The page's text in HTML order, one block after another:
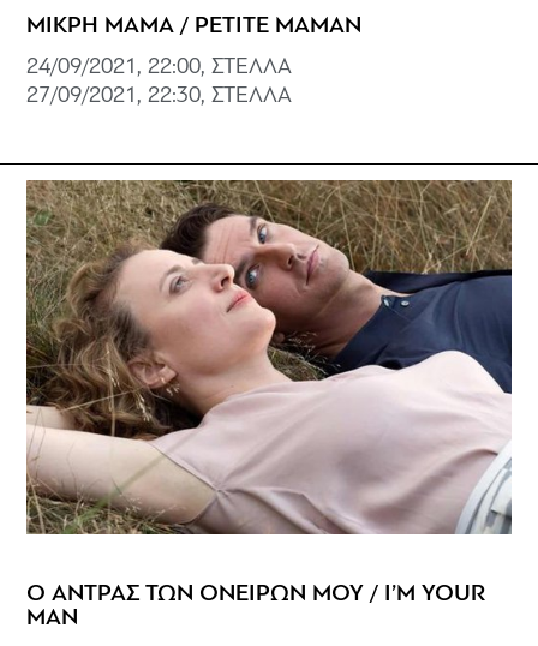
ΜΙΚΡΗ ΜΑΜΑ / PETITE MAMAN
24/09/2021, 22:00, ΣΤΕΛΛΑ
27/09/2021, 22:30, ΣΤΕΛΛΑ
Ο ΑΝΤΡΑΣ ΤΩΝ ΟΝΕΙΡΩΝ ΜΟΥ / I’M YOUR
MAN